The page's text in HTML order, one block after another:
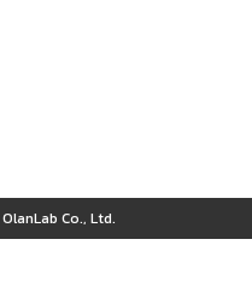
OlanLab Co., Ltd.